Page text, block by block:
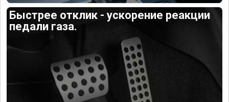
Быстрее отклик - ускорение реакции
педали газа.